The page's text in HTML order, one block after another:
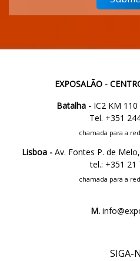
EXPOSALÃO -
Batalha -IC2 KM 110
Tel. +351
chamada para a
Lisboa - Av. Fontes P. de
tel.: +351 21
chamada para a
M.
SIGA-